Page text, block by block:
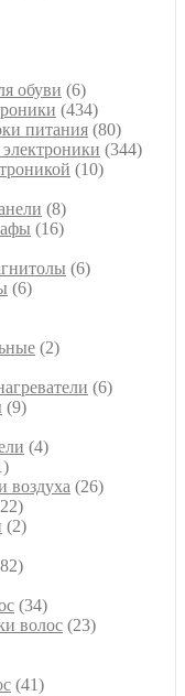
обуви 66
товаров
434434
товара
питания 8080
товаров
344344
1010
88
товаров
1616
66
66
22
66
99
44
1
товар
воздуха 2626
2222
товара
22
8282
3434
товара
волос 2323
4141